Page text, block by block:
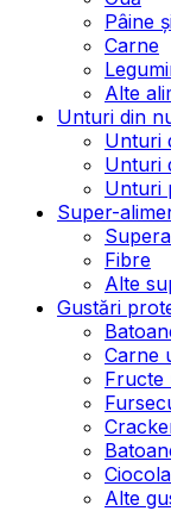
Pâine
Carne
Alte
Unturi din
Unturi
Unturi
Unturi
Super-
Fibre
Alte
Gustări
Carne
Fructe
Alte